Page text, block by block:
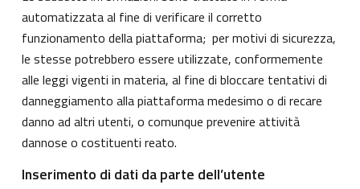
automatizzata al fine di verificare il corretto
funzionamento della piattaforma; per motivi di sicurezza,
le stesse potrebbero essere utilizzate, conformemente
alle leggi vigenti in materia, al fine di bloccare tentativi di
danneggiamento alla piattaforma medesimo o di recare
danno ad altri utenti, o comunque prevenire attività
dannose o costituenti reato.
Inserimento di dati da parte dell’utente